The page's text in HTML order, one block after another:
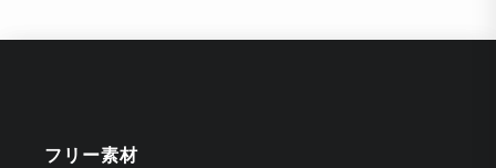
フリー素材